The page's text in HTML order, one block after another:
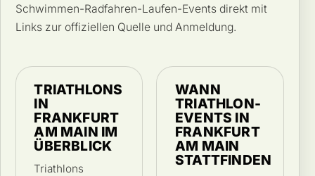
Schwimmen-Radfahren-Laufen-Events direkt mit
Links zur offiziellen Quelle und Anmeldung.
TRIATHLONS
IN
FRANKFURT
AM MAIN IM
ÜBERBLICK
Triathlons
WANN
TRIATHLON-
EVENTS IN
FRANKFURT
AM MAIN
STATTFINDEN